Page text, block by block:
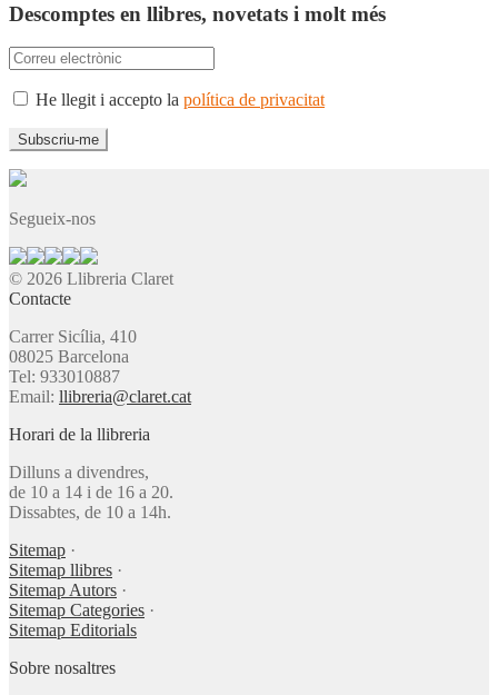
Descomptes en llibres, novetats i molt més
He llegit i accepto la política de privacitat
Segueix-nos
© 2026 Llibreria Claret
Contacte
Carrer Sicília, 410
08025 Barcelona
Tel: 933010887
Email: llibreria@claret.cat
Horari de la llibreria
Dilluns a divendres,
de 10 a 14 i de 16 a 20.
Dissabtes, de 10 a 14h.
Sitemap ·
Sitemap llibres ·
Sitemap Autors ·
Sitemap Categories ·
Sitemap Editorials
Sobre nosaltres